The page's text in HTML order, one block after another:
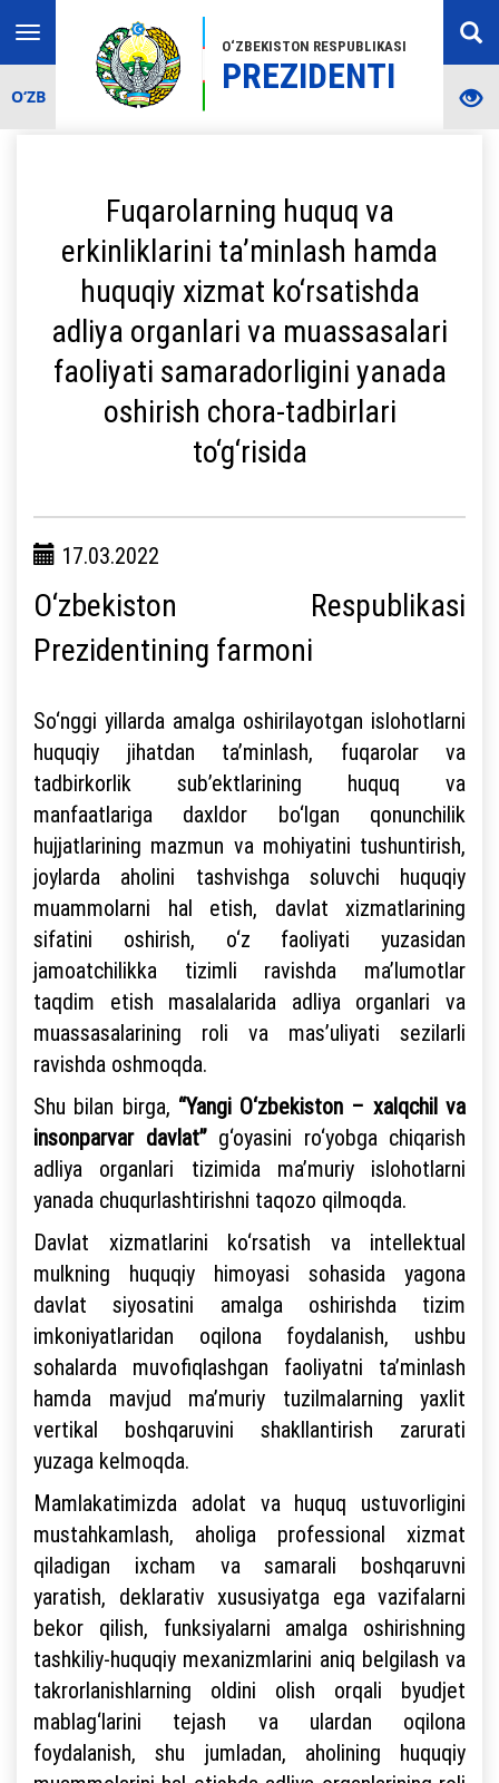
O‘ZBEKISTON RESPUBLIKASI
PREZIDENTI
Toggle
navigation
O‘ZB
Fuqarolarning huquq va
erkinliklarini ta’minlash hamda
huquqiy xizmat ko‘rsatishda
adliya organlari va muassasalari
faoliyati samaradorligini yanada
oshirish chora-tadbirlari
to‘g‘risida
17.03.2022
O‘zbekiston Respublikasi
Prezidentining farmoni
So‘nggi yillarda amalga oshirilayotgan islohotlarni
huquqiy jihatdan ta’minlash, fuqarolar va
tadbirkorlik sub’ektlarining huquq va
manfaatlariga daxldor bo‘lgan qonunchilik
hujjatlarining mazmun va mohiyatini tushuntirish,
joylarda aholini tashvishga soluvchi huquqiy
muammolarni hal etish, davlat xizmatlarining
sifatini oshirish, o‘z faoliyati yuzasidan
jamoatchilikka tizimli ravishda ma’lumotlar
taqdim etish masalalarida adliya organlari va
muassasalarining roli va mas’uliyati sezilarli
ravishda oshmoqda.
Shu bilan birga, “Yangi O‘zbekiston – xalqchil va
insonparvar davlat”g‘oyasini ro‘yobga chiqarish
adliya organlari tizimida ma’muriy islohotlarni
yanada chuqurlashtirishni taqozo qilmoqda.
Davlat xizmatlarini ko‘rsatish va intellektual
mulkning huquqiy himoyasi sohasida yagona
davlat siyosatini amalga oshirishda tizim
imkoniyatlaridan oqilona foydalanish, ushbu
sohalarda muvofiqlashgan faoliyatni ta’minlash
hamda mavjud ma’muriy tuzilmalarning yaxlit
vertikal boshqaruvini shakllantirish zarurati
yuzaga kelmoqda.
Mamlakatimizda adolat va huquq ustuvorligini
mustahkamlash, aholiga professional xizmat
qiladigan ixcham va samarali boshqaruvni
yaratish, deklarativ xususiyatga ega vazifalarni
bekor qilish, funksiyalarni amalga oshirishning
tashkiliy-huquqiy mexanizmlarini aniq belgilash va
takrorlanishlarning oldini olish orqali byudjet
mablag‘larini tejash va ulardan oqilona
foydalanish, shu jumladan, aholining huquqiy